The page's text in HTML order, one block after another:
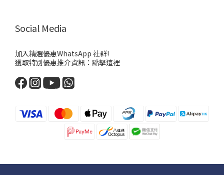
Social Media
加入精選優惠WhatsApp 社群!
獲取特別優惠推介資訊： 點擊這裡